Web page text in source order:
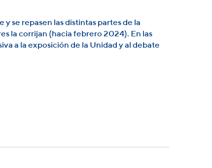
se repasen las distintas partes de la
la corrijan (hacia febrero 2024). En las
a la exposición de la Unidad y al debate